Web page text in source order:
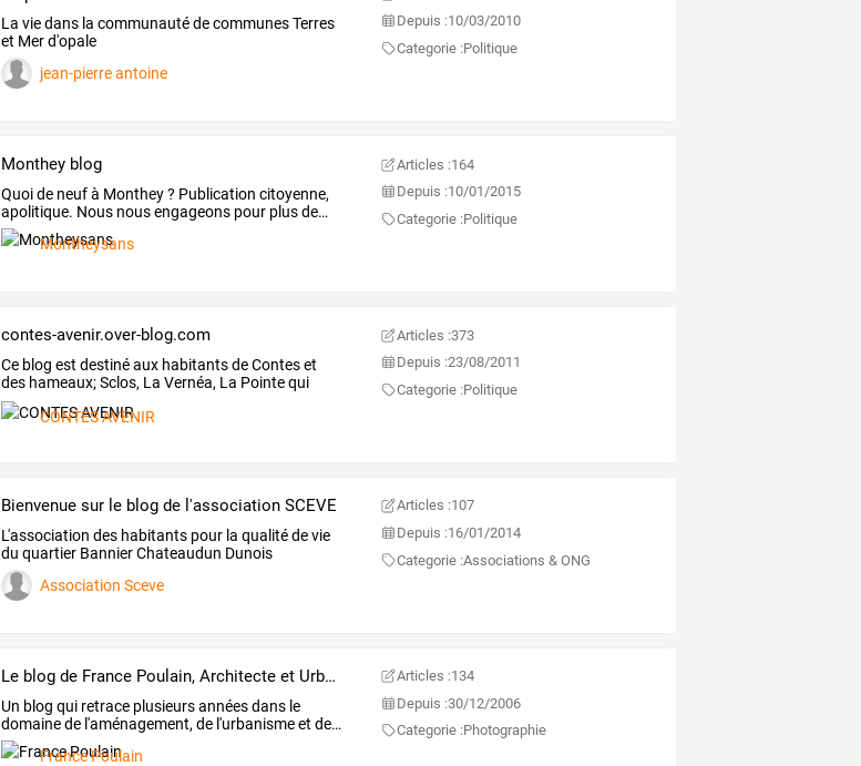
La vie dans la communauté de communes Terres
et Mer d'opale
jean-pierre antoine
Depuis :10/03/2010
Categorie :Politique
Monthey blog
Quoide neufà Monthey? Publication citoyenne,
apolitique. Nous nousengageons pour plusde…
Montheysans
Articles :164
Depuis :10/01/2015
Categorie :Politique
contes-avenir.over-blog.com
Ce blog est destinéaux habitantsdeConteset
des hameaux;Sclos, La Vernéa, La Pointequi
veulent
CONTES AVENIR
Articles :373
Depuis :23/08/2011
Categorie :Politique
Bienvenue sur le blog de l'association SCEVE
L'association des habitants pour la qualité de vie
du quartier Bannier Chateaudun Dunois
Association Sceve
Articles :107
Depuis :16/01/2014
Categorie :Associations & ONG
Le blog de France Poulain, Architecte et Urbaniste en Chef de l'Etat, Docteur en urbanisme
Un blog qui retrace plusieursannéesdans le
domainede l'aménagement, de l'urbanismeet de…
France Poulain
Articles :134
Depuis :30/12/2006
Categorie :Photographie